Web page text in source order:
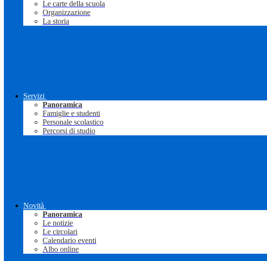
Le carte della scuola
Organizzazione
La storia
Servizi
Panoramica
Famiglie e studenti
Personale scolastico
Percorsi di studio
Novità
Panoramica
Le notizie
Le circolari
Calendario eventi
Albo online